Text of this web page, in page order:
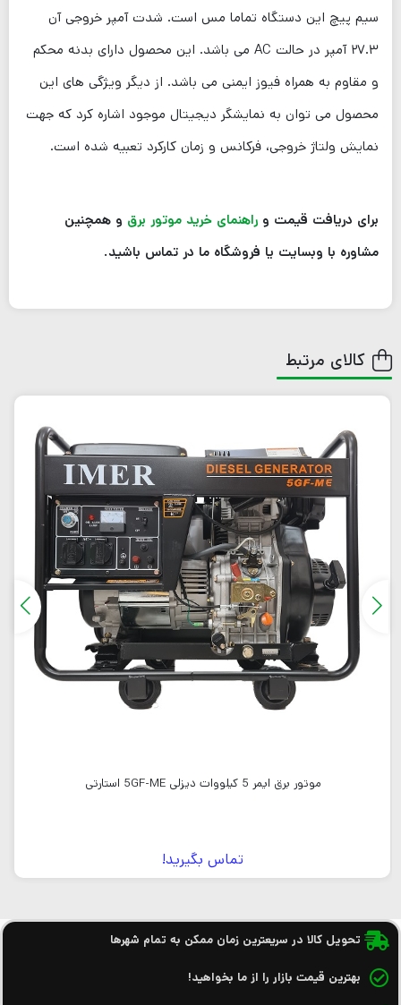
سیم پیچ این دستگاه تماما مس است. شدت آمپر خروجی آن
۲۷.۳ آمپر در حالت AC می باشد. این محصول دارای بدنه محکم
و مقاوم به همراه فیوز ایمنی می باشد. از دیگر ویژگی های این
محصول می توان به نمایشگر دیجیتال موجود اشاره کرد که جهت
نمایش ولتاژ خروجی، فرکانس و زمان کارکرد تعبیه شده است.
برای دریافت قیمت و راهنمای خرید موتور برق و همچنین
مشاوره با وبسایت یا فروشگاه ما در تماس باشید.
کالای مرتبط
موتور برق ایمر 5 کیلووات دیزلی 5GF-ME استارتی
تماس بگیرید!
تحویل کالا در سریعترین زمان ممکن به تمام شهرها
بهترین قیمت بازار را از ما بخواهید!